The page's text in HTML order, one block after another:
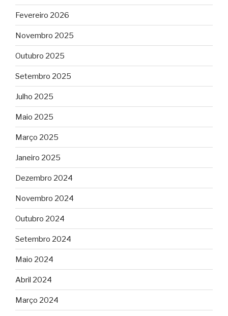
Fevereiro 2026
Novembro 2025
Outubro 2025
Setembro 2025
Julho 2025
Maio 2025
Março 2025
Janeiro 2025
Dezembro 2024
Novembro 2024
Outubro 2024
Setembro 2024
Maio 2024
Abril 2024
Março 2024